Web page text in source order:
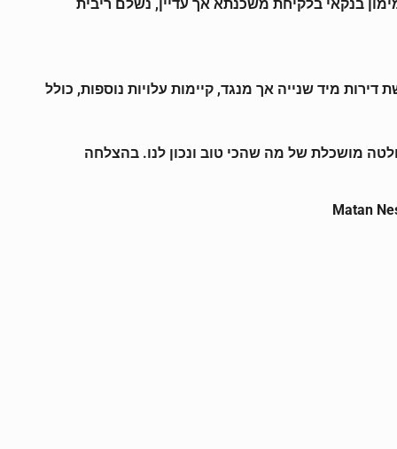
בנקאי בלקיחת משכנתא אך עדיין, נשלם ריבית
של 2% משווי העסקה כפי שנהוג לשלם ברכישת דירות מיד שנייה אך מנגד, קיימות עלויות נוספות, כולל
מושכלת של מה שהכי טוב ונכון לנו. בהצלחה